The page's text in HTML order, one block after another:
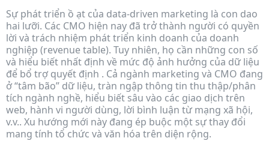
Sự phát triển ồ ạt của data-driven marketing là con dao
hai lưỡi. Các CMO hiện nay đã trở thành người có quyền
lời và trách nhiệm phát triển kinh doanh của doanh
nghiệp (revenue table). Tuy nhiên, họ cần những con số
và hiểu biết nhất định về mức độ ảnh hưởng của dữ liệu
để bổ trợ quyết định . Cả ngành marketing và CMO đang
ở “tâm bão” dữ liệu, tràn ngập thông tin thu thập/phân
tích ngành nghề, hiểu biết sâu vào các giao dịch trên
web, hành vi người dùng, lời bình luận từ mạng xã hội,
v.v.. Xu hướng mới này đang ép buộc một sự thay đổi
mang tính tổ chức và văn hóa trên diện rộng.